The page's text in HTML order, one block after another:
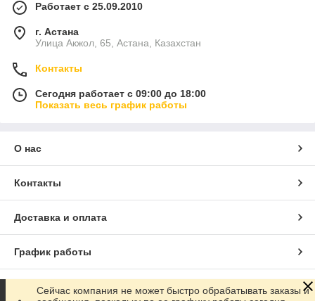
Работает с 25.09.2010
г. Астана
Улица Акжол, 65, Астана, Казахстан
Контакты
Сегодня работает с 09:00 до 18:00
Показать весь график работы
О нас
Контакты
Доставка и оплата
График работы
Полная версия сайта
Сейчас компания не может быстро обрабатывать заказы и